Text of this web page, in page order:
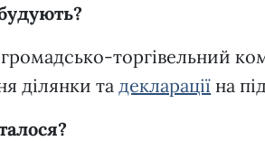
торгівельний
ділянки та декларації на